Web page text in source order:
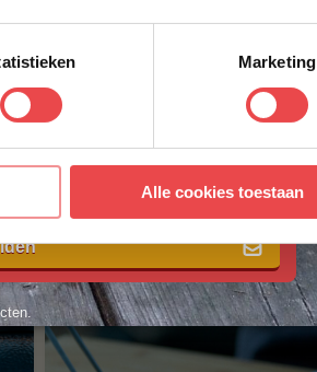
Marketing
Alle cookies toestaan
Ribeye bereiden op de
onze BBQ chefs. Bestel jouw
ribeye bij BBQuality!
*